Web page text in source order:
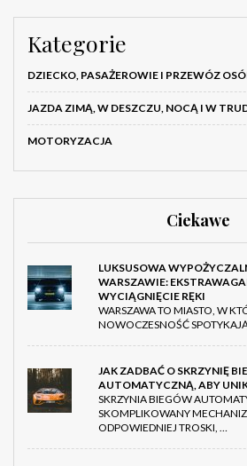
Kategorie
DZIECKO, PASAŻEROWIE I PRZEWÓZ
JAZDA ZIMĄ, W DESZCZU, NOCĄ I W
MOTORYZACJA
Ciekawe
LUKSUSOWA
WARSZAWIE:
WYCIĄGNIĘCIE RĘKI
WARSZAWA TO MIASTO, W
NOWOCZESNOŚĆ
JAK ZADBAĆ O SKRZYNIĘ
AUTOMATYCZNĄ, ABY
SKRZYNIA BIEGÓW
SKOMPLIKOWANY
ODPOWIEDNIEJ TROSKI, …